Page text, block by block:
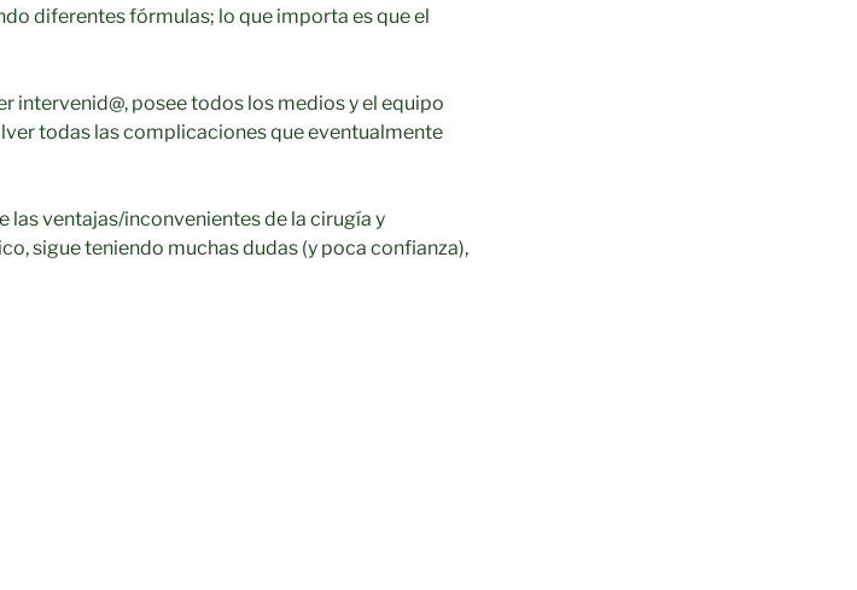
diferentes fórmulas; lo que importa es que el
intervenid@, posee todos los medios y el equipo
todas las complicaciones que eventualmente
las ventajas/inconvenientes de la cirugía y
sigue teniendo muchas dudas (y poca confianza),